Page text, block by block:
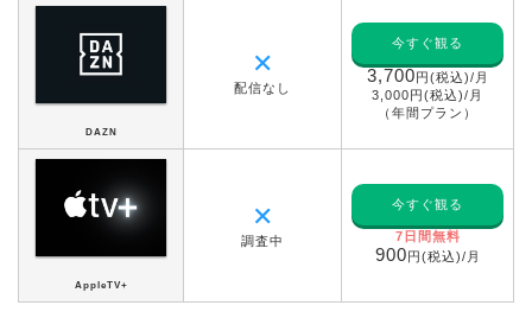
DAZN
✕
配信なし
今すぐ観る
3,700円(税込)/月
3,000円(税込)/月
（年間プラン）
AppleTV+
✕
調査中
今すぐ観る
7日間無料
900円(税込)/月